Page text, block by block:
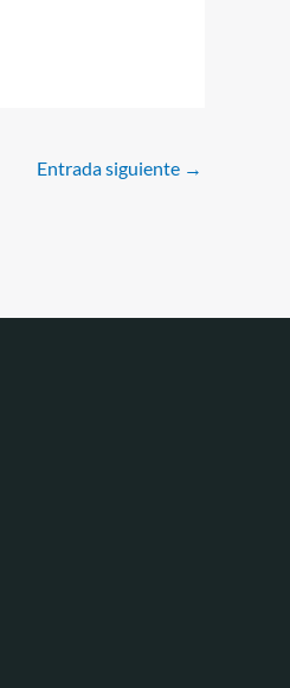
Entrada siguiente →